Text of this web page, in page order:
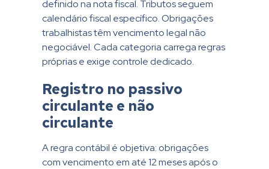
definido na nota fiscal. Tributos seguem
calendário fiscal específico. Obrigações
trabalhistas têm vencimento legal não
negociável. Cada categoria carrega regras
próprias e exige controle dedicado.
Registro no passivo
circulante e não
circulante
A regra contábil é objetiva: obrigações
com vencimento em até 12 meses após o